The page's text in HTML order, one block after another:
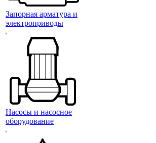
Запорная арматура и
электроприводы
Насосы и насосное
оборудование